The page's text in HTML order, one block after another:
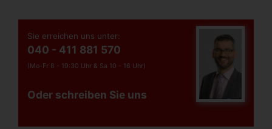
Sie erreichen uns unter:
040 - 411 881 570
(Mo-Fr 8 - 19:30 Uhr & Sa 10 - 16 Uhr)
Oder schreiben Sie uns